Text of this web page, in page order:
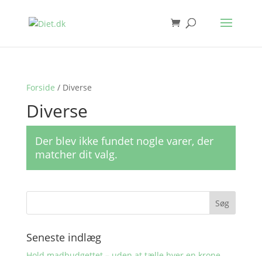
Forside / Diverse
Diverse
Der blev ikke fundet nogle varer, der
matcher dit valg.
Seneste indlæg